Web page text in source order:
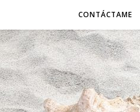
CONTÁCTAME